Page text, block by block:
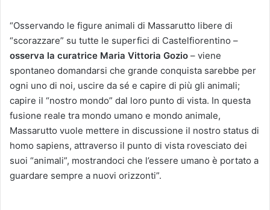
“Osservando le figure animali di Massarutto libere di
“scorazzare” su tutte le superfici di Castelfiorentino –
osserva la curatrice Maria Vittoria Gozio – viene
spontaneo domandarsi che grande conquista sarebbe per
ogni uno di noi, uscire da sé e capire di più gli animali;
capire il “nostro mondo” dal loro punto di vista. In questa
fusione reale tra mondo umano e mondo animale,
Massarutto vuole mettere in discussione il nostro status di
homo sapiens, attraverso il punto di vista rovesciato dei
suoi “animali”, mostrandoci che l’essere umano è portato a
guardare sempre a nuovi orizzonti”.